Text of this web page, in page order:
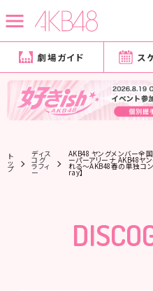
劇場ガイド ス
ト
ッ
プ
ディス
コグ
ラフィ
ー
AKB48 ヤングメンバー全
ーパーアリーナ AKB48ヤ
れる～AKB48春の単独コ
ray】